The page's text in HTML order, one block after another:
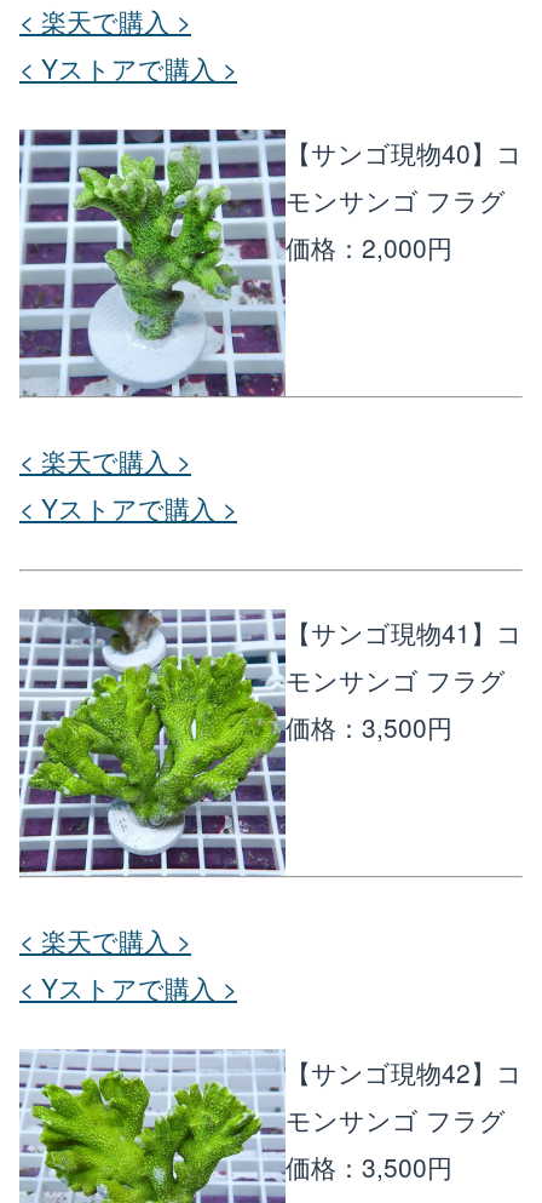
< 楽天で購入 >
< Yストアで購入 >
【サンゴ現物40】コ
モンサンゴ フラグ
価格：2,000円
< 楽天で購入 >
< Yストアで購入 >
【サンゴ現物41】コ
モンサンゴ フラグ
価格：3,500円
< 楽天で購入 >
< Yストアで購入 >
【サンゴ現物42】コ
モンサンゴ フラグ
価格：3,500円